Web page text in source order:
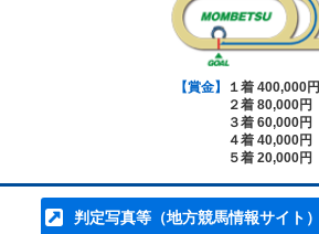
【賞金】
１着 400,000円
２着 80,000円
３着 60,000円
４着 40,000円
５着 20,000円
判定写真等（地方競馬情報サイト）